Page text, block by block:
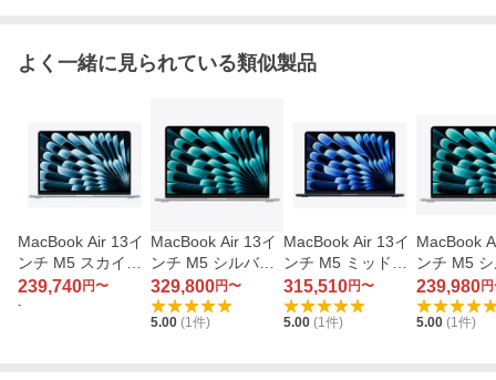
よく一緒に見られている類似製品
MacBook Air 13イ
ンチ M5 スカイブ
ルー 10コアCPU 1
0コアGPU 16コア
239,740円〜
-
MacBook Air 13イ
ンチ M5 シルバー
10コアCPU 10コ
アGPU 16コアNeu
ral Engine メモリ2
329,800円〜
5.00 (1件)
MacBook Air 13イ
ンチ M5 ミッドナ
イト 10コアCPU 1
0コアGPU 16コア
Neural Engine メ
315,510円〜
5.00 (1件)
MacBook
ンチ M5
10コア
アGPU 16
ral Engine
239,980
5.00 (1件)